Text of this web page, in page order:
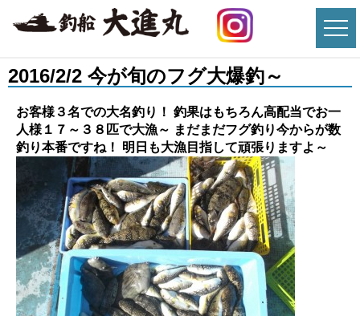
2016/2/2 今が旬のフグ大爆釣～
お客様３名での大名釣り！ 釣果はもちろん高配当でお一
人様１７～３８匹で大漁～ まだまだフグ釣り今からが数
釣り本番ですね！ 明日も大漁目指して頑張りますよ～